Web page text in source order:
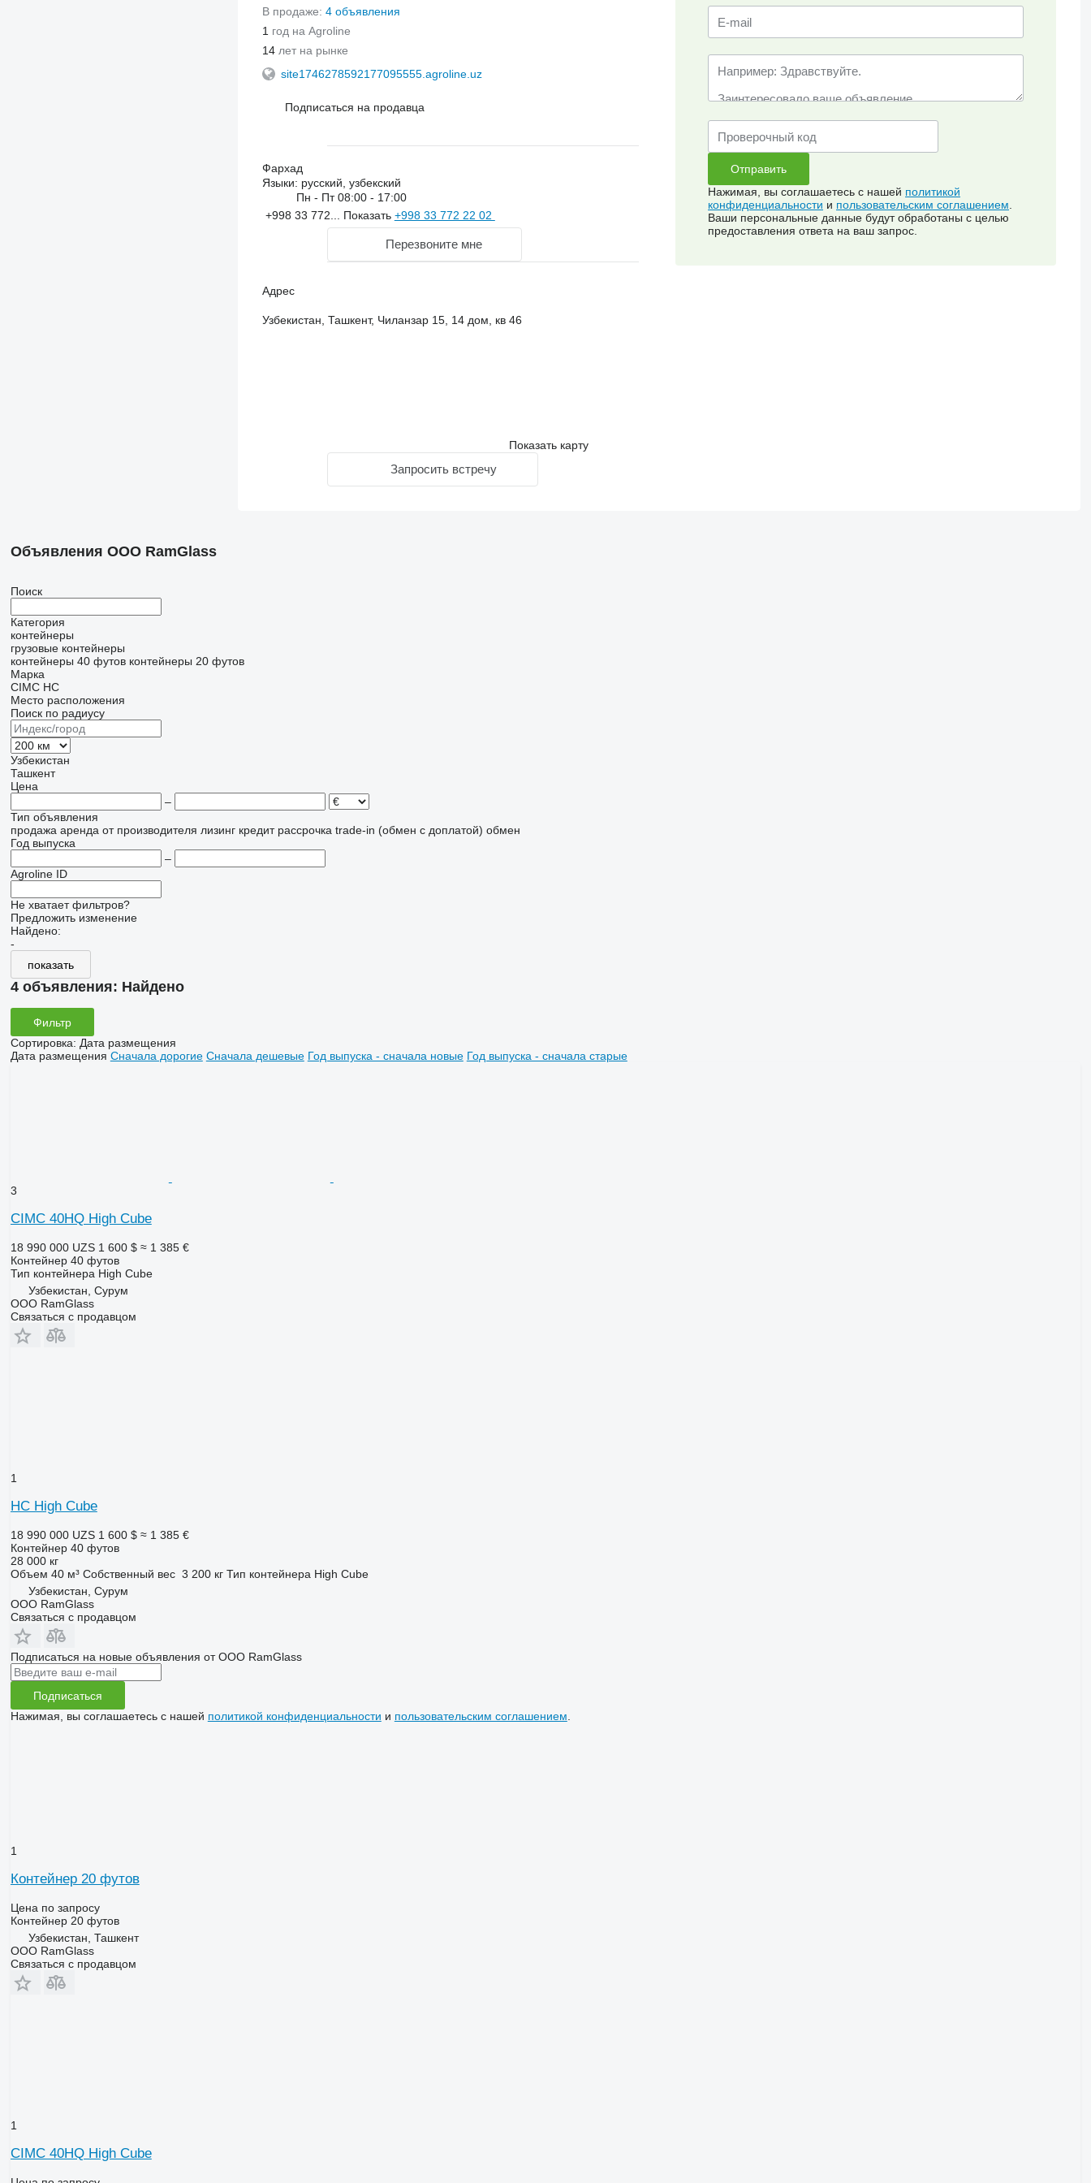
В продаже: 4 объявления
1 год на Agroline
14лет на рынке
site1746278592177095555.agroline.uz
Подписаться на продавца
Фархад
Языки: русский, узбекский
Пн - Пт08:00 - 17:00
+998 33 772... Показать +998 33 772 22 02
Перезвоните мне
Адрес
Узбекистан, Ташкент, Чиланзар 15, 14 дом, кв 46
Показать карту
Запросить встречу
Нажимая, вы соглашаетесь с нашей политикой
конфиденциальности и пользовательским соглашением
Ваши персональные данные будут обработаны с целью
предоставления ответа на ваш запрос.
Объявления ООО RamGlass
Поиск
Категория
контейнеры
грузовые контейнеры
контейнеры 40 футов контейнеры 20 футов
Марка
CIMC HC
Место расположения
Поиск по радиусу
Узбекистан
Ташкент
Цена
–
Тип объявления
продажа аренда от производителя лизинг кредит рассрочка trade-in (обмен с доплатой) обмен
Год выпуска
–
Agroline ID
Не хватает фильтров?
Предложить изменение
Найдено:
-
показать
4 объявления: Найдено
Фильтр
Сортировка: Дата размещения
Дата размещения Сначала дорогие Сначала дешевые Год выпуска - сначала новые Год выпуска - сначала старые
3
CIMC 40HQ High Cube
18 990 000 UZS 1 600 $ ≈ 1 385 €
Контейнер 40 футов
Тип контейнера High Cube
Узбекистан, Сурум
ООО RamGlass
Связаться с продавцом
1
HC High Cube
18 990 000 UZS 1 600 $ ≈ 1 385 €
Контейнер 40 футов
28 000 кг
Объем 40 м³ Собственный вес 3 200 кг Тип контейнера High Cube
Узбекистан, Сурум
ООО RamGlass
Связаться с продавцом
Подписаться на новые объявления от ООО RamGlass
Подписаться
Нажимая, вы соглашаетесь с нашей политикой конфиденциальности и пользовательским соглашением
1
Контейнер 20 футов
Цена по запросу
Контейнер 20 футов
Узбекистан, Ташкент
ООО RamGlass
Связаться с продавцом
1
CIMC 40HQ High Cube